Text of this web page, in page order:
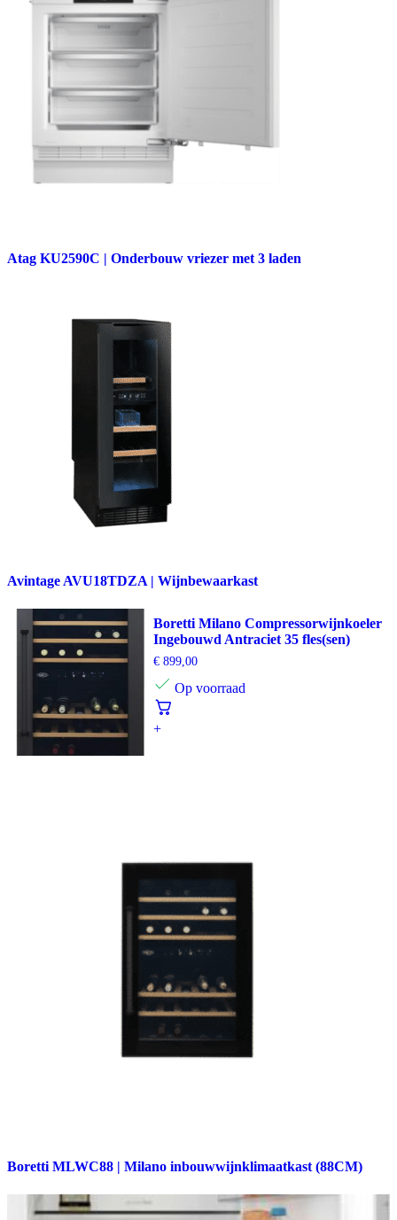
Atag KU2590C | Onderbouw vriezer met 3 laden
Avintage AVU18TDZA | Wijnbewaarkast
Boretti Milano Compressorwijnkoeler
Ingebouwd Antraciet 35 fles(sen)
€ 899,00
Op voorraad
+
Boretti MLWC88 | Milano inbouwwijnklimaatkast (88CM)